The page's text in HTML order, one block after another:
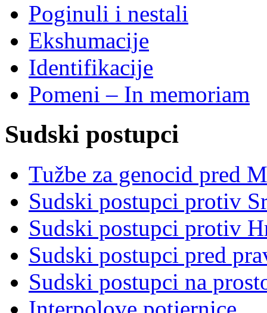
Poginuli i nestali
Ekshumacije
Identifikacije
Pomeni – In memoriam
Sudski postupci
Tužbe za genocid pred
Sudski postupci protiv
Sudski postupci protiv
Sudski postupci pred
Sudski postupci na